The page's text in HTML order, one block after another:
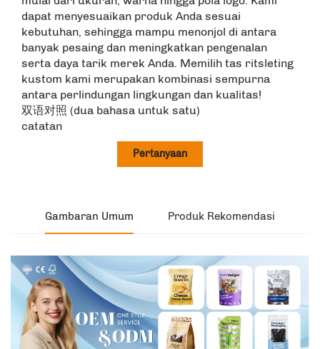
dapat menyesuaikan produk Anda sesuai
kebutuhan, sehingga mampu menonjol di antara
banyak pesaing dan meningkatkan pengenalan
serta daya tarik merek Anda. Memilih tas ritsleting
kustom kami merupakan kombinasi sempurna
antara perlindungan lingkungan dan kualitas!
双语对照 (dua bahasa untuk satu)
catatan
Pertanyaan
Gambaran Umum Produk Rekomendasi